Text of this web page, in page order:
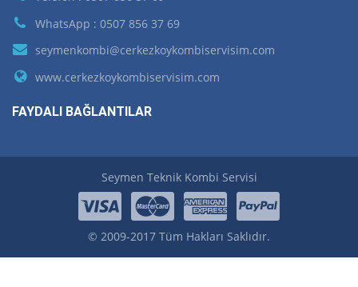
WhatsApp : 0507 856 37 69
seymenkombi@cerkezkoykombiservisim.com
www.cerkezkoykombiservisim.com
FAYDALI BAĞLANTILAR
Seymen Teknik Kombi Servisi
© 2009-2017 Tüm Hakları Saklıdır.